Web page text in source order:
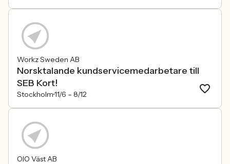
Workz Sweden AB
Norsktalande kundservicemedarbetare till
SEB Kort!
Stockholm11/6 – 8/12
OIO Väst AB